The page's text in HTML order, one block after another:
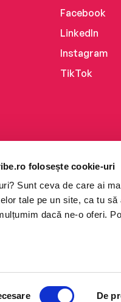
folosește cookie-uri
Sunt ceva de care ai
tale pe un site, ca tu
dacă ne-o oferi.
De
Facebook
LinkedIn
Instagram
TikTok
EPG SRL. Toate